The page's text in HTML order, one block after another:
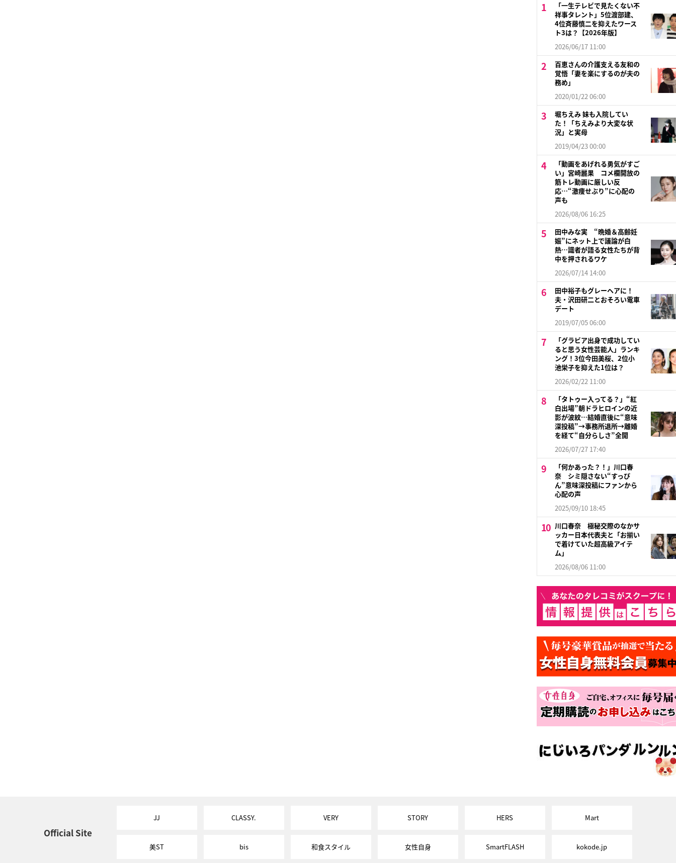
「一生テレビで見たくない不
祥事タレント」5位渡部建、
4位斉藤慎二を抑えたワース
ト3は？【2026年版】
2026/06/17 11:00
百恵さんの介護支える友和の
覚悟「妻を楽にするのが夫の
務め」
2020/01/22 06:00
堀ちえみ 妹も入院してい
た！「ちえみより大変な状
況」と実母
2019/04/23 00:00
「動画をあげれる勇気がすご
い」宮崎麗果 コメ欄開放の
筋トレ動画に厳しい反
応…“激痩せぶり”に心配の
声も
2026/08/06 16:25
田中みな実 “晩婚＆高齢妊
娠”にネット上で議論が白
熱…識者が語る女性たちが背
中を押されるワケ
2026/07/14 14:00
田中裕子もグレーヘアに！
夫・沢田研二とおそろい電車
デート
2019/07/05 06:00
「グラビア出身で成功してい
ると思う女性芸能人」ランキ
ング！3位今田美桜、2位小
池栄子を抑えた1位は？
2026/02/22 11:00
「タトゥー入ってる？」“紅
白出場”朝ドラヒロインの近
影が波紋…結婚直後に“意味
深投稿”→事務所退所→離婚
を経て“自分らしさ”全開
2026/07/27 17:40
「何かあった？！」川口春
奈 シミ隠さない“すっぴ
ん”意味深投稿にファンから
心配の声
2025/09/10 18:45
川口春奈 極秘交際のなかサ
ッカー日本代表夫と「お揃い
で着けていた超高級アイテ
ム」
2026/08/06 11:00
Official Site
JJ CLASSY. VERY STORY HERS Mart
美ST bis 和食スタイル 女性自身 SmartFLASH kokode.jp